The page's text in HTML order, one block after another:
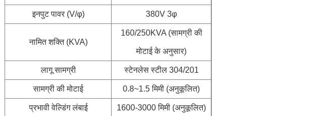
इनपुट पावर (V/φ) 380V 3φ
नामित शक्ति (KVA)
160/250KVA (सामग्री की
मोटाई के अनुसार)
लागू सामग्री स्टेनलेस स्टील 304/201
सामग्री की मोटाई 0.8~1.5 मिमी (अनुकूलित)
प्रभावी वेल्डिंग लंबाई 1600-3000 मिमी (अनुकूलित)